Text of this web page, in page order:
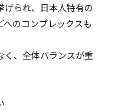
げられ、日本人特有の
のコンプレックスも
く、全体バランスが重